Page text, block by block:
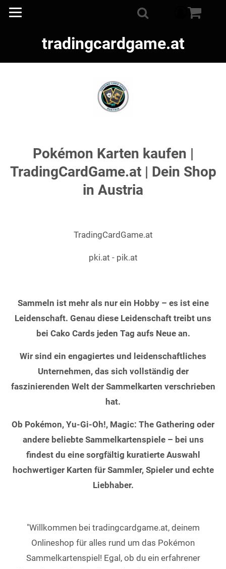
tradingcardgame.at
Pokémon Karten kaufen |
TradingCardGame.at | Dein Shop
in Austria
TradingCardGame.at
pki.at - pik.at
Sammeln ist mehr als nur ein Hobby – es ist eine
Leidenschaft. Genau diese Leidenschaft treibt uns
bei Cako Cards jeden Tag aufs Neue an.
Wir sind ein engagiertes und leidenschaftliches
Unternehmen, das sich vollständig der
faszinierenden Welt der Sammelkarten verschrieben
hat.
Ob Pokémon, Yu-Gi-Oh!, Magic: The Gathering oder
andere beliebte Sammelkartenspiele – bei uns
findest du eine sorgfältig kuratierte Auswahl
hochwertiger Karten für Sammler, Spieler und echte
Liebhaber.
"Willkommen bei tradingcardgame.at, deinem
Onlineshop für alles rund um das Pokémon
Sammelkartenspiel! Egal, ob du ein erfahrener